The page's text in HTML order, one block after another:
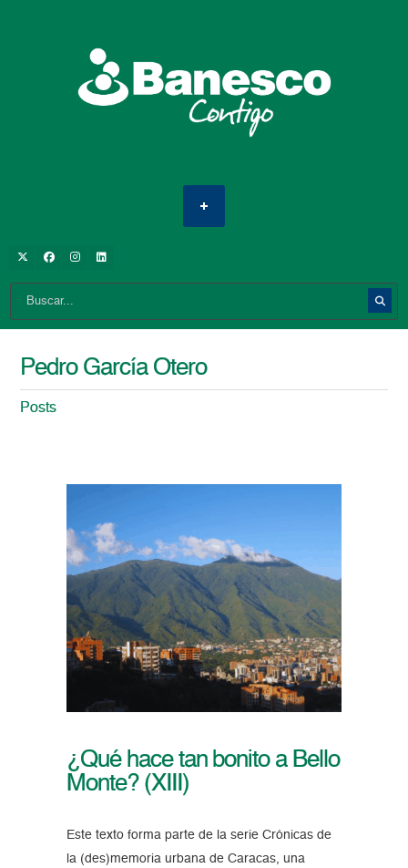
Pedro García Otero
Posts
¿Qué hace tan bonito a Bello
Monte? (XIII)
Este texto forma parte de la serie Crónicas de
la (des)memoria urbana de Caracas, una